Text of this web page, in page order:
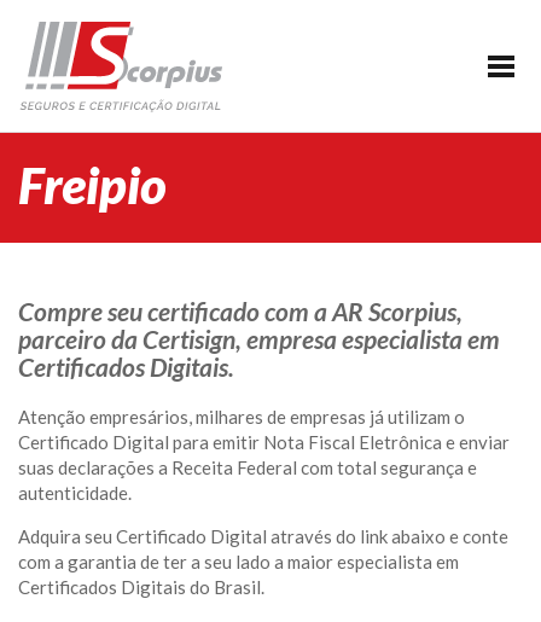
HOME
EMPRESA
AGENDAMENTO
SEGUROS
BLOG
SUPORTE/CONTATO
Freipio
Compre seu certificado com a AR Scorpius,
parceiro da Certisign, empresa especialista em
Certificados Digitais.
Atenção empresários, milhares de empresas já utilizam o
Certificado Digital para emitir Nota Fiscal Eletrônica e enviar
suas declarações a Receita Federal com total segurança e
autenticidade.
Adquira seu Certificado Digital através do link abaixo e conte
com a garantia de ter a seu lado a maior especialista em
Certificados Digitais do Brasil.